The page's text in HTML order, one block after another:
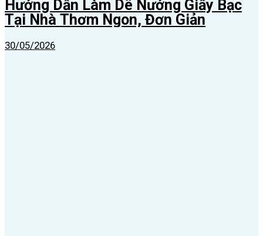
Hướng Dẫn Làm Dê Nướng Giấy Bạc
Tại Nhà Thơm Ngon, Đơn Giản
30/05/2026